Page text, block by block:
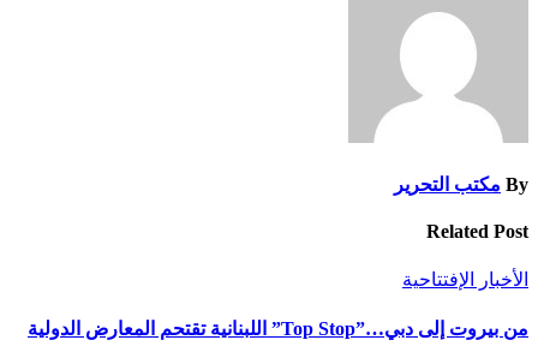
By مكتب التحرير
Related Post
الأخبار الإفتتاحية
من بيروت إلى دبي…”Top Stop” اللبنانية تقتحم المعارض الدولية